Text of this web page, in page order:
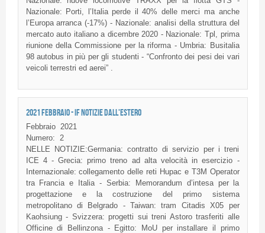
Nazionale: Porti, l’Italia perde il 40% delle merci ma anche
l’Europa arranca (-17%) - Nazionale: analisi della struttura del
mercato auto italiano a dicembre 2020 - Nazionale: Tpl, prima
riunione della Commissione per la riforma - Umbria: Busitalia
98 autobus in più per gli studenti - “Confronto dei pesi dei vari
veicoli terrestri ed aerei” .
2021 FEBBRAIO - IF NOTIZIE DALL'ESTERO
Febbraio
2021
Numero:
2
NELLE NOTIZIE:Germania: contratto di servizio per i treni
ICE 4 - Grecia: primo treno ad alta velocità in esercizio -
Internazionale: collegamento delle reti Hupac e T3M Operator
tra Francia e Italia - Serbia: Memorandum d’intesa per la
progettazione e la costruzione del primo sistema
metropolitano di Belgrado - Taiwan: tram Citadis X05 per
Kaohsiung - Svizzera: progetti sui treni Astoro trasferiti alle
Officine di Bellinzona - Egitto: MoU per installare il primo